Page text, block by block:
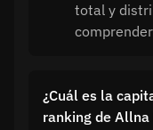
total y
¿Cuál es la
ranking de Allna